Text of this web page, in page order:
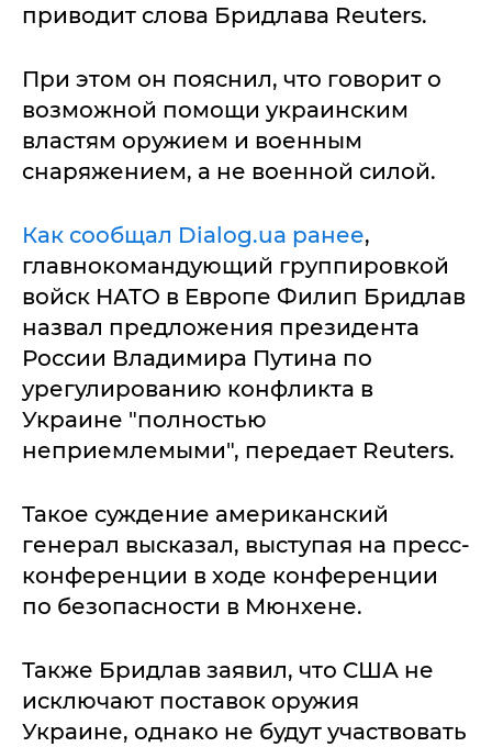
приводит слова Бридлава Reuters.
При этом он пояснил, что говорит о
возможной помощи украинским
властям оружием и военным
снаряжением, а не военной силой.
Как сообщал Dialog.ua ранее,
главнокомандующий группировкой
войск НАТО в Европе Филип Бридлав
назвал предложения президента
России Владимира Путина по
урегулированию конфликта в
Украине "полностью
неприемлемыми", передает Reuters.
Такое суждение американский
генерал высказал, выступая на пресс-
конференции в ходе конференции
по безопасности в Мюнхене.
Также Бридлав заявил, что США не
исключают поставок оружия
Украине, однако не будут участвовать